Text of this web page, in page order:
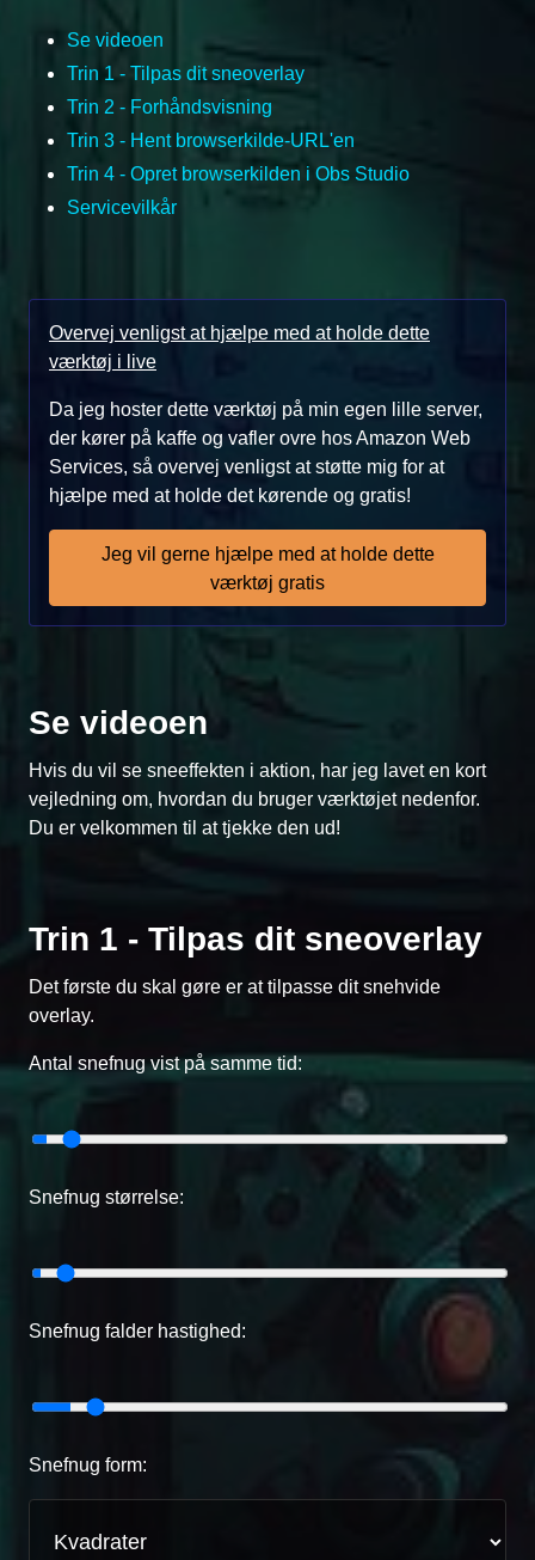
Se videoen
Trin 1 - Tilpas dit sneoverlay
Trin 2 - Forhåndsvisning
Trin 3 - Hent browserkilde-URL'en
Trin 4 - Opret browserkilden i Obs Studio
Servicevilkår
Overvej venligst at hjælpe med at holde dette
værktøj i live
Da jeg hoster dette værktøj på min egen lille server,
der kører på kaffe og vafler ovre hos Amazon Web
Services, så overvej venligst at støtte mig for at
hjælpe med at holde det kørende og gratis!
Jeg vil gerne hjælpe med at holde dette
værktøj gratis
Se videoen
Hvis du vil se sneeffekten i aktion, har jeg lavet en kort
vejledning om, hvordan du bruger værktøjet nedenfor.
Du er velkommen til at tjekke den ud!
Trin 1 - Tilpas dit sneoverlay
Det første du skal gøre er at tilpasse dit snehvide
overlay.
Antal snefnug vist på samme tid:
Snefnug størrelse:
Snefnug falder hastighed:
Snefnug form: